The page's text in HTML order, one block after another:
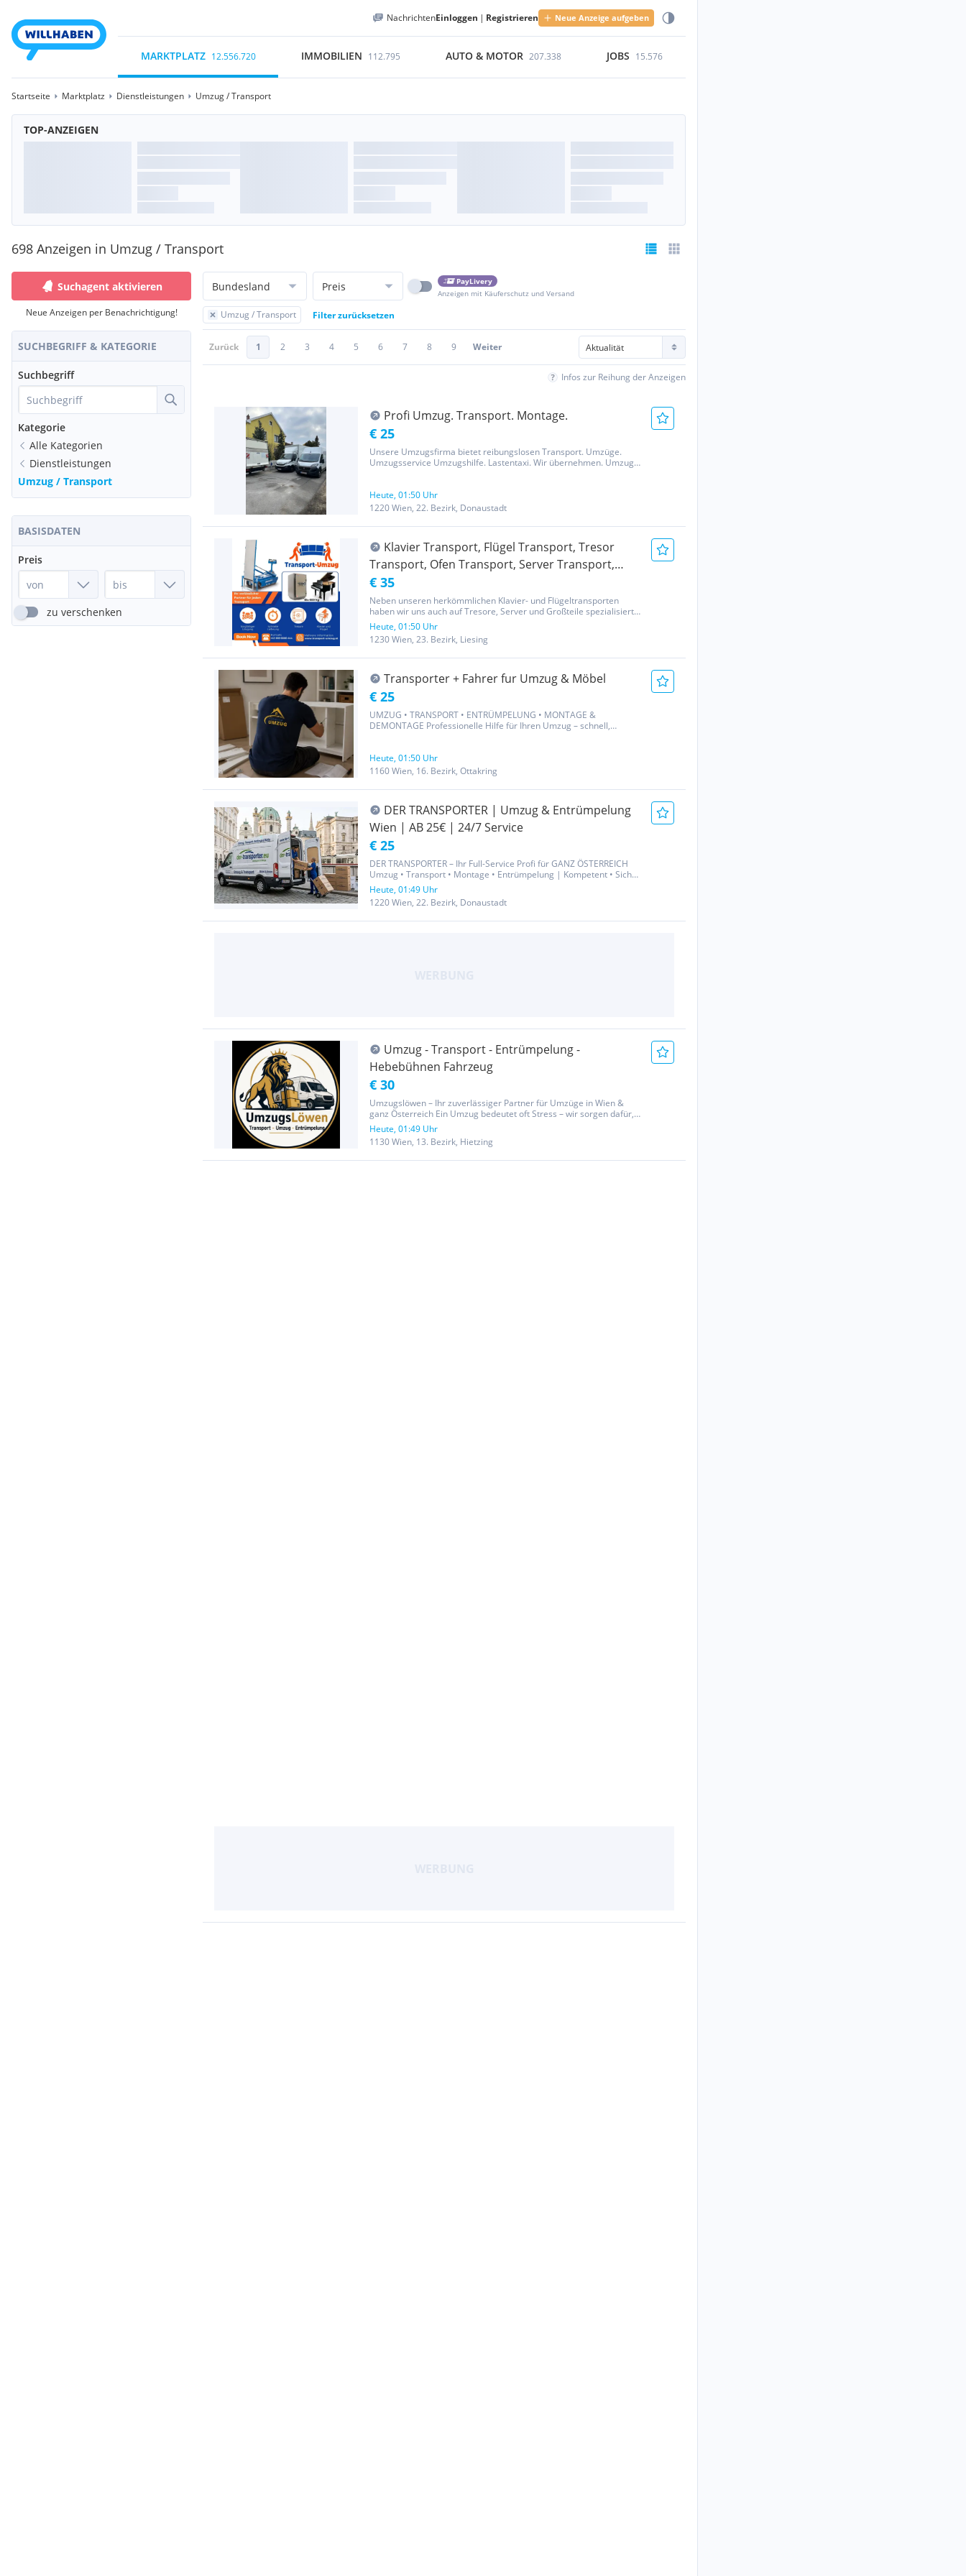
NachrichtenEinloggen | Registrieren Neue Anzeige aufgeben
MARKTPLATZ 12.556.720 IMMOBILIEN 112.795 AUTO & MOTOR 207.338 JOBS 15.576
Startseite Marktplatz Dienstleistungen Umzug / Transport
TOP-ANZEIGEN
698 Anzeigen in Umzug / Transport
Suchagent aktivieren
Neue Anzeigen per Benachrichtigung!
SUCHBEGRIFF & KATEGORIE
Suchbegriff
Kategorie
Alle Kategorien
Dienstleistungen
Umzug / Transport
BASISDATEN
Preis
zu verschenken
Bundesland Preis
PayLivery
Anzeigen mit Käuferschutz und Versand
Umzug / Transport Filter zurücksetzen
Zurück 1 2 3 4 5 6 7 8 9 Weiter
Infos zur Reihung der Anzeigen
Profi Umzug. Transport. Montage.
€ 25
Unsere Umzugsfirma bietet reibungslosen Transport. Umzüge.
Umzugsservice Umzugshilfe. Lastentaxi. Wir übernehmen. Umzug.
Einrichtung durch...
Heute, 01:50 Uhr
1220 Wien, 22. Bezirk, Donaustadt
Klavier Transport, Flügel Transport, Tresor
Transport, Ofen Transport, Server Transport,
Klimanlage Transport
€ 35
Neben unseren herkömmlichen Klavier- und Flügeltransporten
haben wir uns auch auf Tresore, Server und Großteile spezialisiert.
Dieses muss bei einem Transport, bei der Auswahl der Verpackung,
der Lagerung und des Transportfahrzeugs bedacht werden. Und...
Heute, 01:50 Uhr
1230 Wien, 23. Bezirk, Liesing
Transporter + Fahrer fur Umzug & Möbel
€ 25
UMZUG • TRANSPORT • ENTRÜMPELUNG • MONTAGE &
DEMONTAGE Professionelle Hilfe für Ihren Umzug – schnell,
entrümpeln? Dann sind...
Heute, 01:50 Uhr
1160 Wien, 16. Bezirk, Ottakring
DER TRANSPORTER | Umzug & Entrümpelung
Wien | AB 25€ | 24/7 Service
€ 25
DER TRANSPORTER – Ihr Full-Service Profi für GANZ ÖSTERREICH
Umzug • Transport • Montage • Entrümpelung | Kompetent • Sicher
• Überregional TEL.: O66O95OOOOO Egal ob von Wien nach
Bregenz oder direkt ums Eck: Der Transporter ist Ihr verlässlicher...
Heute, 01:49 Uhr
1220 Wien, 22. Bezirk, Donaustadt
Umzug - Transport - Entrümpelung -
Hebebühnen Fahrzeug
€ 30
Umzugslöwen – Ihr zuverlässiger Partner für Umzüge in Wien &
ganz Österreich Ein Umzug bedeutet oft Stress – wir sorgen dafür,
dass alles reibungslos läuft. Mit Umzugslöwen haben Sie ein
erfahrenes, motiviertes und zuverlässiges Team an Ihrer Seite.
Wir...
Heute, 01:49 Uhr
1130 Wien, 13. Bezirk, Hietzing